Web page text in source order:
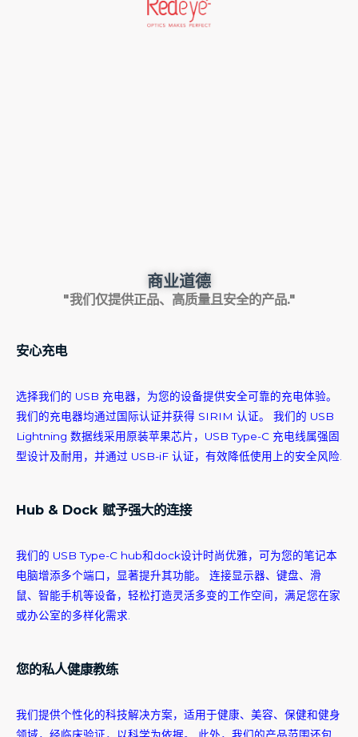
商业道德
"我们仅提供正品、高质量且安全的产品."
安心充电
选择我们的 USB 充电器，为您的设备提供安全可靠的充电体验。
我们的充电器均通过国际认证并获得 SIRIM 认证。 我们的 USB
Lightning 数据线采用原装苹果芯片，USB Type-C 充电线属强固
型设计及耐用，并通过 USB-iF 认证，有效降低使用上的安全风险.
Hub & Dock 赋予强大的连接
我们的 USB Type-C hub和dock设计时尚优雅，可为您的笔记本
电脑增添多个端口，显著提升其功能。 连接显示器、键盘、滑
鼠、智能手机等设备，轻松打造灵活多变的工作空间，满足您在家
或办公室的多样化需求.
您的私人健康教练
我们提供个性化的科技解决方案，适用于健康、美容、保健和健身